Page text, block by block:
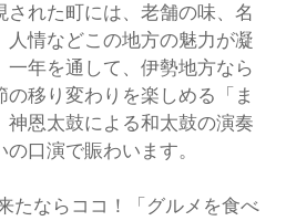
された町には、老舗の味、名
人情などこの地方の魅力が凝
一年を通して、伊勢地方なら
の移り変わりを楽しめる「ま
神恩太鼓による和太鼓の演奏
の口演で賑わいます。
たならココ！「グルメを食べ